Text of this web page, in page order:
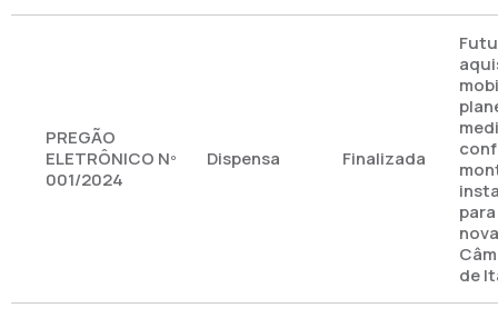
PREGÃO
ELETRÔNICO Nº
001/2024
Dispensa Finalizada
de